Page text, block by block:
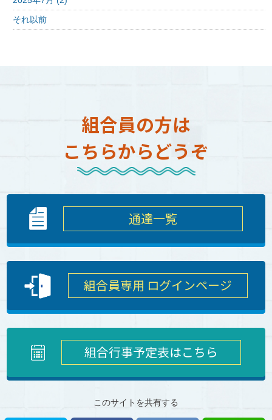
それ以前
組合員の方は
こちらからどうぞ
通達一覧
組合員専用 ログインページ
組合行事予定表はこちら
このサイトを共有する